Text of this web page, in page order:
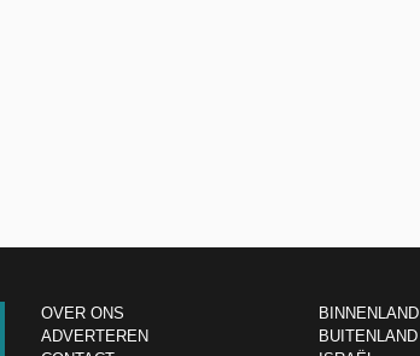
OVER ONS
ADVERTEREN
BINNENLAND
BUITENLAND